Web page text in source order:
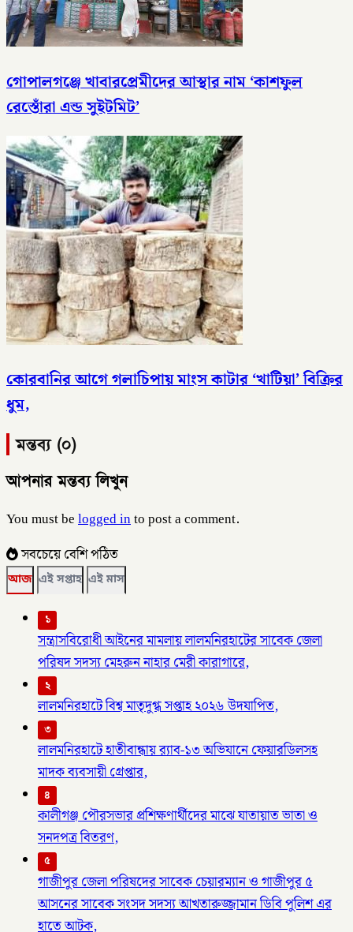
গোপালগঞ্জে খাবারপ্রেমীদের আস্থার নাম ‘কাশফুল
রেস্তোঁরা এন্ড সুইটমিট’
কোরবানির আগে গলাচিপায় মাংস কাটার ‘খাটিয়া’ বিক্রির
ধুম,
মন্তব্য (০)
আপনার মন্তব্য লিখুন
You must belogged into post a comment.
সবচেয়ে বেশি পঠিত
আজ এই সপ্তাহ এই মাস
১
সন্ত্রাসবিরোধী আইনের মামলায় লালমনিরহাটের সাবেক জেলা
পরিষদ সদস্য মেহরুন নাহার মেরী কারাগারে,
২
লালমনিরহাটে বিশ্ব মাতৃদুগ্ধ সপ্তাহ ২০২৬ উদযাপিত,
৩
লালমনিরহাটে হাতীবান্ধায় র‌্যাব-১৩ অভিযানে ফেয়ারডিলসহ
মাদক ব্যবসায়ী গ্রেপ্তার,
৪
কালীগঞ্জ পৌরসভার প্রশিক্ষণার্থীদের মাঝে যাতায়াত ভাতা ও
সনদপত্র বিতরণ,
৫
গাজীপুর জেলা পরিষদের সাবেক চেয়ারম্যান ও গাজীপুর ৫
আসনের সাবেক সংসদ সদস্য আখতারুজ্জামান ডিবি পুলিশ এর
হাতে আটক,